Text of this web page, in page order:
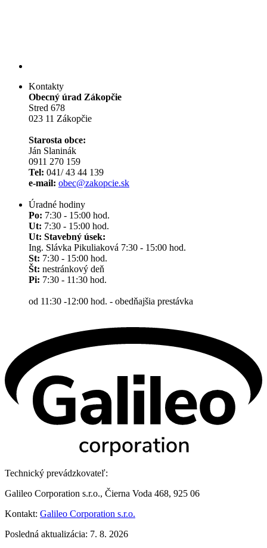
Kontakty
Obecný úrad Zákopčie
Stred 678
023 11 Zákopčie
Starosta obce:
Ján Slaninák
0911 270 159
Tel: 041/ 43 44 139
e-mail: obec@zakopcie.sk
Úradné hodiny
Po: 7:30 - 15:00 hod.
Ut: 7:30 - 15:00 hod.
Ut: Stavebný úsek:
Ing. Slávka Pikuliaková 7:30 - 15:00 hod.
St: 7:30 - 15:00 hod.
Št: nestránkový deň
Pi: 7:30 - 11:30 hod.
od 11:30 -12:00 hod. - obedňajšia prestávka
Technický prevádzkovateľ:
Galileo Corporation s.r.o., Čierna Voda 468, 925 06
Kontakt: Galileo Corporation s.r.o.
Posledná aktualizácia: 7. 8. 2026